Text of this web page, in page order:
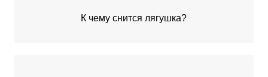
К чему снится лягушка?